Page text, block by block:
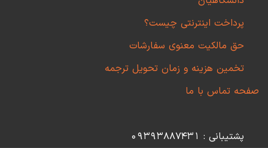
پرداخت اینترنتی چیست؟
حق مالکیت معنوی سفارشات
تخمین هزینه و زمان تحویل ترجمه
صفحه تماس با ما
پشتیبانی : 09393887431